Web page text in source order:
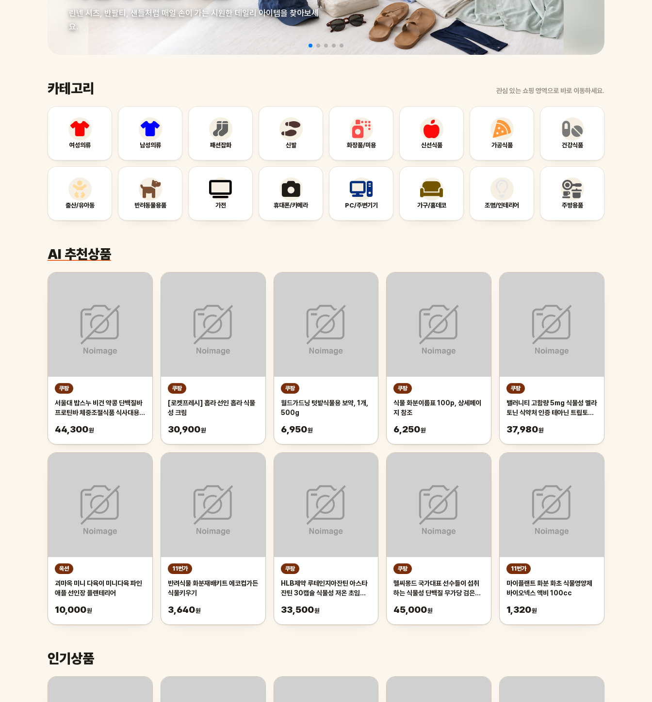
린넨 셔츠, 반팔티, 샌들처럼 매일 손이 가는 시원한 데일리 아이템을 찾아보세
요.
카테고리 관심 있는 쇼핑 영역으로 바로 이동하세요.
여성의류 남성의류 패션잡화 신발 화장품/미용 신선식품 가공식품 건강식품
출산/유아동 반려동물용품 가전 휴대폰/카메라 PC/주변기기 가구/홈데코 조명/인테리어 주방용품
AI 추천상품
쿠팡
서울대 밥스누 비건 약콩 단백질바
프로틴바 체중조절식품 식사대용
44,300원
쿠팡
[로켓프레시] 홉라 선인 홉라 식물
성 크림
30,900원
쿠팡
월드가드닝 텃밭식물용 보약, 1개,
500g
6,950원
쿠팡
식물 화분이름표 100p, 상세페이
지 참조
6,250원
쿠팡
밸러니티 고함량 5mg 식물성 멜라
토닌 식약처 인증 테아닌 트립토판
37,980원
옥션
괴마옥 미니 다육이 미니다육 파인
애플 선인장 플랜테리어
10,000원
11번가
반려식물 화분재배키트 에코컵가든
식물키우기
3,640원
쿠팡
HLB제약 루테인지아잔틴 아스타
잔틴 30캡슐 식물성 저온 초임계,
33,500원
쿠팡
헬씨몽드 국가대표 선수들이 섭취
하는 식물성 단백질 무가당 검은콩,
45,000원
11번가
마이플랜트 화분 화초 식물영양제
바이오넥스 액비 100cc
1,320원
인기상품